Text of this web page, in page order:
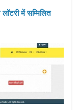
में सम्मिलित